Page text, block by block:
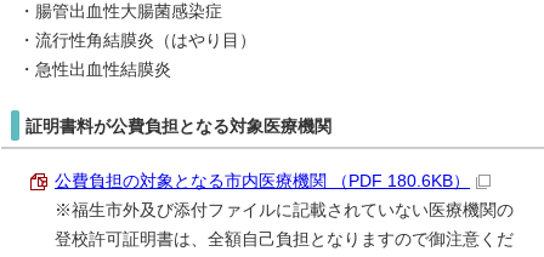
・腸管出血性大腸菌感染症
・流行性角結膜炎（はやり目）
・急性出血性結膜炎
証明書料が公費負担となる対象医療機関
公費負担の対象となる市内医療機関 （PDF 180.6KB）
※福生市外及び添付ファイルに記載されていない医療機関の
登校許可証明書は、全額自己負担となりますので御注意くだ